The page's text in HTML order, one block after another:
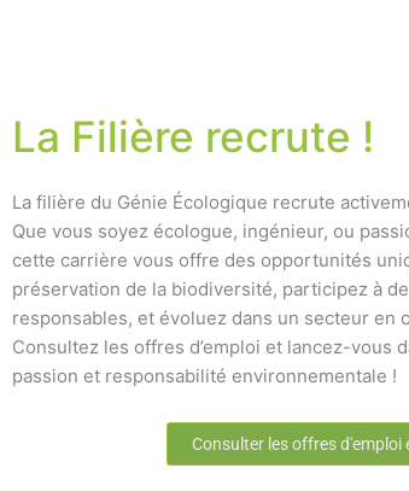
La Filière recrute !
La filière du Génie Écologique recrute
Que vous soyez écologue, ingénieur, ou
cette carrière vous offre des opportunités
préservation de la biodiversité, participez à
responsables, et évoluez dans un secteur en
Consultez les offres d’emploi et lancez-vous
passion et responsabilité environnementale !
Consulter les offres d'emploi